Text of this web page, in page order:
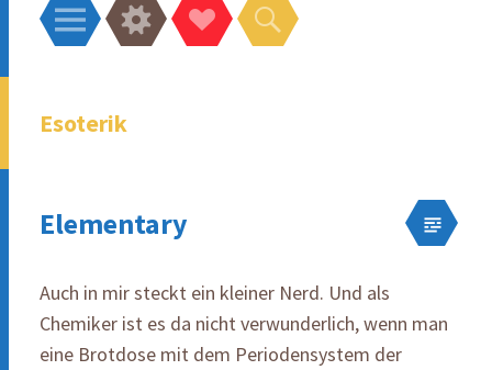
Links
Esoterik
Elementary
Auch in mir steckt ein kleiner Nerd. Und als
Chemiker ist es da nicht verwunderlich, wenn man
eine Brotdose mit dem Periodensystem der